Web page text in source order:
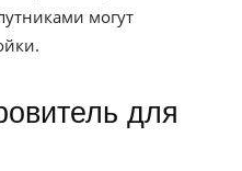
могут